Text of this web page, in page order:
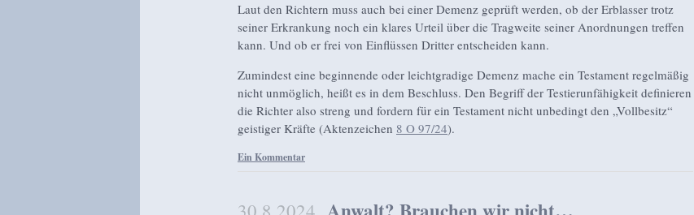
Laut den Richtern muss auch bei einer Demenz geprüft werden, ob der Erblasser trotz
seiner Erkrankung noch ein klares Urteil über die Tragweite seiner Anordnungen treffen
kann. Und ob er frei von Einflüssen Dritter entscheiden kann.
Zumindest eine beginnende oder leichtgradige Demenz mache ein Testament regelmäßig
nicht unmöglich, heißt es in dem Beschluss. Den Begriff der Testierunfähigkeit definieren
die Richter also streng und fordern für ein Testament nicht unbedingt den „Vollbesitz“
geistiger Kräfte (Aktenzeichen 8 O 97/24).
Ein Kommentar
30.8.2024